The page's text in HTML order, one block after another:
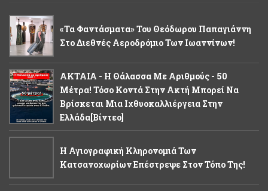
«Τα Φαντάσματα» Του Θεόδωρου Παπαγιάννη
Στο Διεθνές Αεροδρόμιο Των Ιωαννίνων!
ΑΚΤΑΙΑ - Η Θάλασσα Με Αριθμούς - 50
Μέτρα! Τόσο Κοντά Στην Ακτή Μπορεί Να
Βρίσκεται Μια Ιχθυοκαλλιέργεια Στην
Ελλάδα[βίντεο]
Η Αγιογραφική Κληρονομιά Των
Κατσανοχωρίων Επέστρεψε Στον Τόπο Της!